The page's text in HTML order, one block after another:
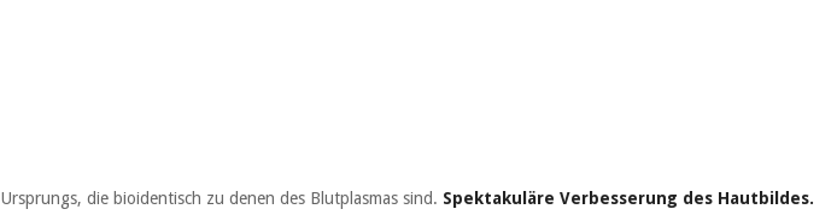
die bioidentisch zu denen des Blutplasmas sind. Spektakuläre Verbesserung des Hautbildes.